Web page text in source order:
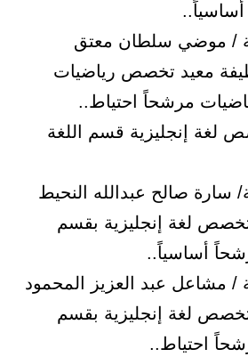
/ موضي سلطان معتق
معيد تخصص رياضيات
مرشحاً احتياط..
لغة إنجليزية قسم اللغة
سارة صالح عبدالله النحيط
لغة إنجليزية بقسم
أساسياً..
/ مشاعل عبد العزيز المحمود
لغة إنجليزية بقسم
احتياط..